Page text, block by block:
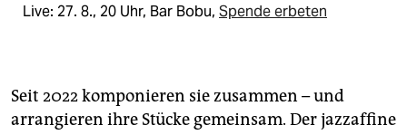
Live: 27. 8., 20 Uhr, Bar Bobu, Spende erbeten
Seit 2022 komponieren sie zusammen – und
arrangieren ihre Stücke gemeinsam. Der jazzaffine